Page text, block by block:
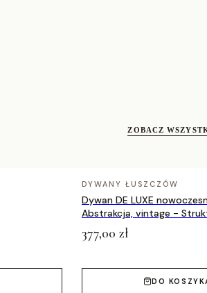
ZOBACZ
DYWANY ŁUSZCZÓW
Dywan DE LUXE
Abstrakcja, vintage -
377,00 zł
DO